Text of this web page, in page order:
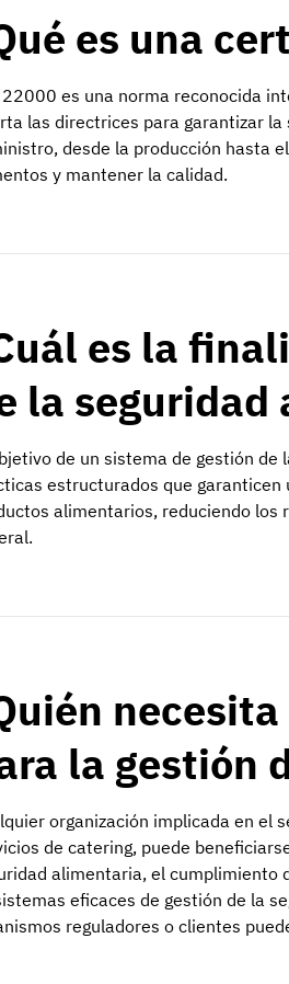
es una
22000 es una norma reconocida
las directrices para garantizar
desde la producción hasta
y mantener la calidad.
es la
la seguridad
de un sistema de gestión
estructurados que garanticen
alimentarios, reduciendo los
la gestión
organización implicada en el
de catering, puede
alimentaria, el cumplimiento
eficaces de gestión de la
reguladores o clientes